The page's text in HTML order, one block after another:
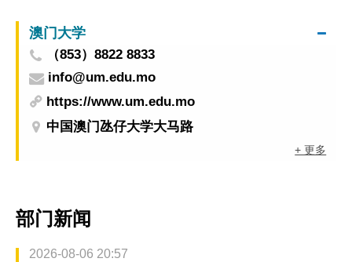
澳门大学
（853）8822 8833
info@um.edu.mo
https://www.um.edu.mo
中国澳门氹仔大学大马路
+ 更多
部门新闻
2026-08-06 20:57